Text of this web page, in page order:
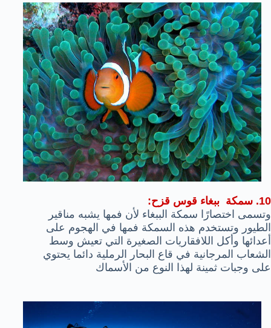
10. سمكة ببغاء قوس قزح:
وتسمى اختصارًا سمكة الببغاء لأن فمها يشبه مناقير
الطيور وتستخدم هذه السمكة فمها في الهجوم على
أعدائها وأكل اللافقاريات الصغيرة التي تعيش وسط
الشعاب المرجانية في قاع البحار الرملية دائما يحتوي
على وجبات ثمينة لهذا النوع من الأسماك